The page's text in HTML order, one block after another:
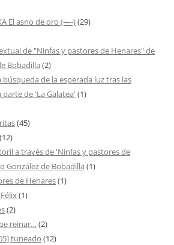
El asno de oro (—-)(29)
de "Ninfas y pastores de Henares" de
Bobadilla (2)
búsqueda de la esperada luz tras las
de 'La Galatea' (1)
(45)
(12)
a través de 'Ninfas y pastores de
González de Bobadilla (1)
de Henares(1)
(1)
(2)
reinar… (2)
tuneado (12)